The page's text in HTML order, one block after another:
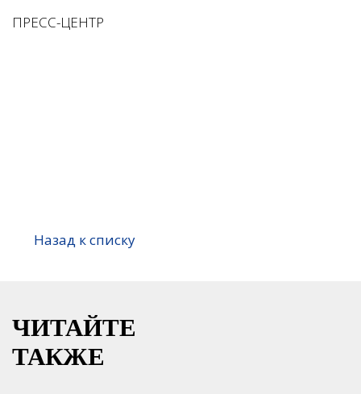
ПРЕСС-ЦЕНТР
Назад к списку
ЧИТАЙТЕ
ТАКЖЕ